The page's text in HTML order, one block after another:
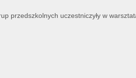
przedszkolnych uczestniczyły w